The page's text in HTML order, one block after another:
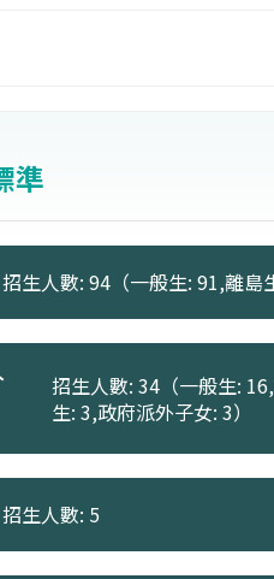
準
招生人數: 94（一般生: 91,離島
招生人數: 34（一般生:
生: 3,政府派外子女: 3）
招生人數: 5